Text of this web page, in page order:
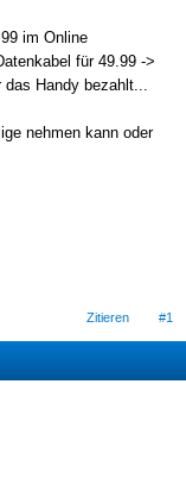
im Online
für 49.99 ->
Handy bezahlt...
nehmen kann oder
Zitieren #1